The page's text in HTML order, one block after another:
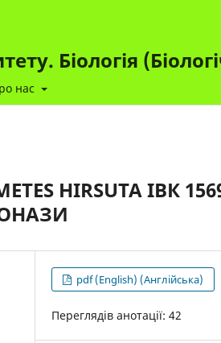
Біологія
нас
HIRSUTA ІВК
pdf (English) (Англійська)
Переглядів анотації: 42